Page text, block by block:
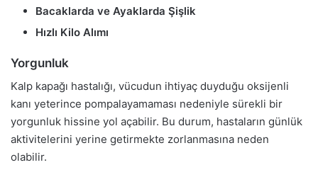
Bacaklarda ve Ayaklarda Şişlik
Hızlı Kilo Alımı
Yorgunluk
Kalp kapağı hastalığı, vücudun ihtiyaç duyduğu oksijenli
kanı yeterince pompalayamaması nedeniyle sürekli bir
yorgunluk hissine yol açabilir. Bu durum, hastaların günlük
aktivitelerini yerine getirmekte zorlanmasına neden
olabilir.